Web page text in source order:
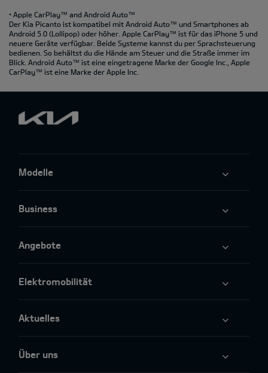
4 Apple CarPlay™ and Android Auto™
Der Kia Picanto ist kompatibel mit Android Auto™ und Smartphones ab
Android 5.0 (Lollipop) oder höher. Apple CarPlay™ ist für das iPhone 5 und
neuere Geräte verfügbar. Beide Systeme kannst du per Sprachsteuerung
bedienen. So behältst du die Hände am Steuer und die Straße immer im
Blick. Android Auto™ ist eine eingetragene Marke der Google Inc., Apple
CarPlay™ ist eine Marke der Apple Inc.
Modelle
Business
Angebote
Elektromobilität
Aktuelles
Über uns